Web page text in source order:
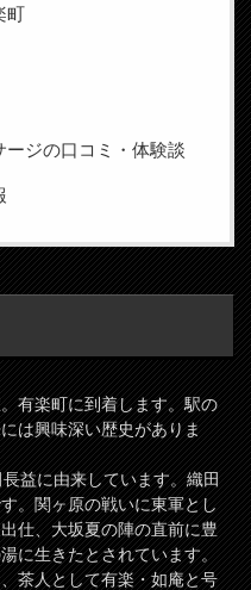
町
ジの口コミ・体験談
有楽町に到着します。駅の
は興味深い歴史がありま
益に由来しています。織田
。関ヶ原の戦いに東軍とし
仕、大坂夏の陣の直前に豊
に生きたとされています。
茶人として有楽・如庵と号